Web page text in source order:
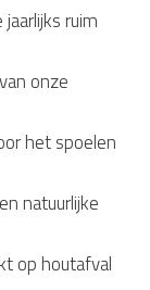
ruim
onze
het spoelen
natuurlijke
op houtafval